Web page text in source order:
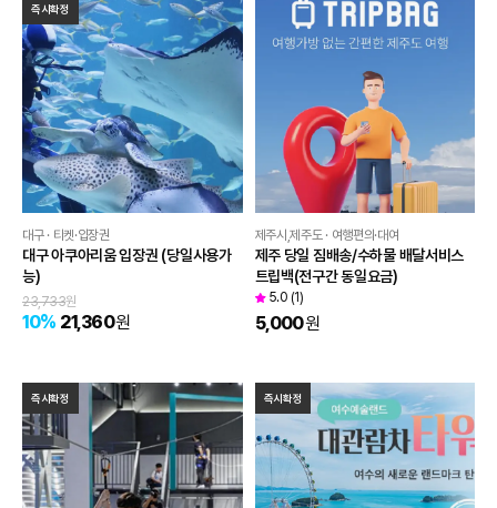
즉시확정
대구 · 티켓·입장권
대구 아쿠아리움 입장권 (당일사용가
능)
23,733원
10% 21,360원
제주시,제주도 · 여행편의·대여
제주 당일 짐배송/수하물 배달서비스
트립백(전구간 동일요금)
5.0 (1)
5,000원
즉시확정 즉시확정